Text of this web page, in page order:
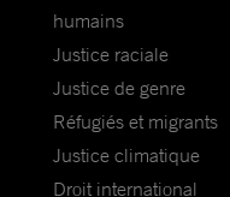
humains
Justice raciale
Justice de genre
Réfugiés et migrants
Justice climatique
Droit international